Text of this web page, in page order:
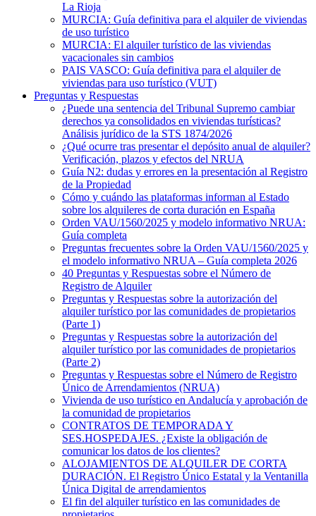
La Rioja
MURCIA: Guía definitiva para el alquiler de viviendas
de uso turístico
MURCIA: El alquiler turístico de las viviendas
vacacionales sin cambios
PAIS VASCO: Guía definitiva para el alquiler de
viviendas para uso turístico (VUT)
Preguntas y Respuestas
¿Puede una sentencia del Tribunal Supremo cambiar
derechos ya consolidados en viviendas turísticas?
Análisis jurídico de la STS 1874/2026
¿Qué ocurre tras presentar el depósito anual de alquiler?
Verificación, plazos y efectos del NRUA
Guía N2: dudas y errores en la presentación al Registro
de la Propiedad
Cómo y cuándo las plataformas informan al Estado
sobre los alquileres de corta duración en España
Orden VAU/1560/2025 y modelo informativo NRUA:
Guía completa
Preguntas frecuentes sobre la Orden VAU/1560/2025 y
el modelo informativo NRUA – Guía completa 2026
40 Preguntas y Respuestas sobre el Número de
Registro de Alquiler
Preguntas y Respuestas sobre la autorización del
alquiler turístico por las comunidades de propietarios
(Parte 1)
Preguntas y Respuestas sobre la autorización del
alquiler turístico por las comunidades de propietarios
(Parte 2)
Preguntas y Respuestas sobre el Número de Registro
Único de Arrendamientos (NRUA)
Vivienda de uso turístico en Andalucía y aprobación de
la comunidad de propietarios
CONTRATOS DE TEMPORADA Y
SES.HOSPEDAJES. ¿Existe la obligación de
comunicar los datos de los clientes?
ALOJAMIENTOS DE ALQUILER DE CORTA
DURACIÓN. El Registro Único Estatal y la Ventanilla
Única Digital de arrendamientos
El fin del alquiler turístico en las comunidades de